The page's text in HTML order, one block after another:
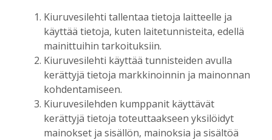
AIEMMIN AIHEESTA
Kiuruvesilehti tallentaa tietoja laitteelle ja
käyttää tietoja, kuten laitetunnisteita, edellä
mainittuihin tarkoituksiin.
Kiuruvesilehti käyttää tunnisteiden avulla
kerättyjä tietoja markkinoinnin ja mainonnan
kohdentamiseen.
Kiuruvesilehden kumppanit käyttävät
kerättyjä tietoja toteuttaakseen yksilöidyt
mainokset ja sisällön, mainoksia ja sisältöä